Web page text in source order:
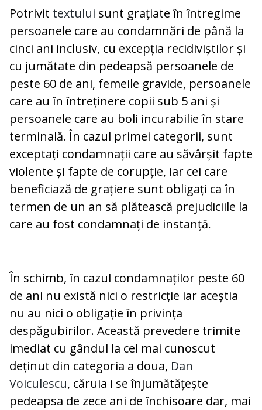
Potrivit textului sunt grațiate în întregime
persoanele care au condamnări de până la
cinci ani inclusiv, cu excepția recidiviștilor și
cu jumătate din pedeapsă persoanele de
peste 60 de ani, femeile gravide, persoanele
care au în întreținere copii sub 5 ani și
persoanele care au boli incurabilie în stare
terminală. În cazul primei categorii, sunt
exceptați condamnații care au săvârșit fapte
violente și fapte de corupție, iar cei care
beneficiază de grațiere sunt obligați ca în
termen de un an să plătească prejudiciile la
care au fost condamnați de instanță.
În schimb, în cazul condamnaților peste 60
de ani nu există nici o restricție iar aceștia
nu au nici o obligație în privința
despăgubirilor. Această prevedere trimite
imediat cu gândul la cel mai cunoscut
deținut din categoria a doua, Dan
Voiculescu, căruia i se înjumătățește
pedeapsa de zece ani de închisoare dar, mai